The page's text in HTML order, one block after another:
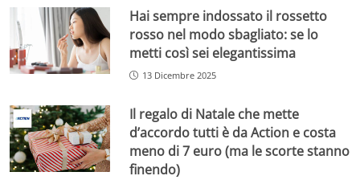
Hai sempre indossato il rossetto
rosso nel modo sbagliato: se lo
metti così sei elegantissima
13 Dicembre 2025
Il regalo di Natale che mette
d’accordo tutti è da Action e costa
meno di 7 euro (ma le scorte stanno
finendo)